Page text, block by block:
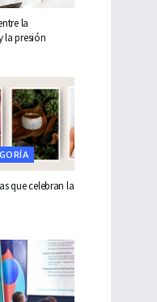
la
la presión
que celebran la